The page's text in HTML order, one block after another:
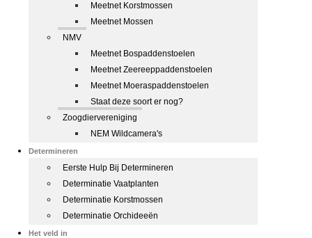
Meetnet Korstmossen
Meetnet Mossen
NMV
Meetnet Bospaddenstoelen
Meetnet Zeereeppaddenstoelen
Meetnet Moeraspaddenstoelen
Staat deze soort er nog?
Zoogdiervereniging
NEM Wildcamera's
Determineren
Eerste Hulp Bij Determineren
Determinatie Vaatplanten
Determinatie Korstmossen
Determinatie Orchideeën
Het veld in